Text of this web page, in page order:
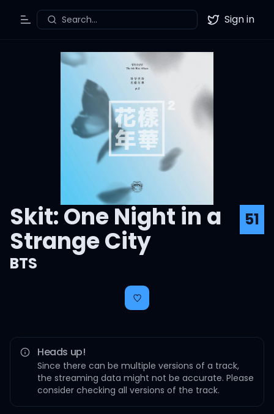
Toggle Menu
Search... Twitter
Sign in
Skit: One Night in a
Strange City
51
BTS
Heads up!
Since there can be multiple versions of a track,
the streaming data might not be accurate. Please
consider checking all versions of the track.